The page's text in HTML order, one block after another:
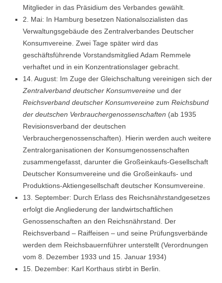
Mitglieder in das Präsidium des Verbandes gewählt.
2. Mai: In Hamburg besetzen Nationalsozialisten das
Verwaltungsgebäude des Zentralverbandes Deutscher
Konsumvereine. Zwei Tage später wird das
geschäftsführende Vorstandsmitglied Adam Remmele
verhaftet und in ein Konzentrationslager gebracht.
14. August: Im Zuge der Gleichschaltung vereinigen sich der
Zentralverband deutscher Konsumvereine und der
Reichsverband deutscher Konsumvereine zum Reichsbund
der deutschen Verbrauchergenossenschaften (ab 1935
Revisionsverband der deutschen
Verbrauchergenossenschaften). Hierin werden auch weitere
Zentralorganisationen der Konsumgenossenschaften
zusammengefasst, darunter die Großeinkaufs-Gesellschaft
Deutscher Konsumvereine und die Großeinkaufs- und
Produktions-Aktiengesellschaft deutscher Konsumvereine.
13. September: Durch Erlass des Reichsnährstandgesetzes
erfolgt die Angliederung der landwirtschaftlichen
Genossenschaften an den Reichsnährstand. Der
Reichsverband – Raiffeisen – und seine Prüfungsverbände
werden dem Reichsbauernführer unterstellt (Verordnungen
vom 8. Dezember 1933 und 15. Januar 1934)
15. Dezember: Karl Korthaus stirbt in Berlin.